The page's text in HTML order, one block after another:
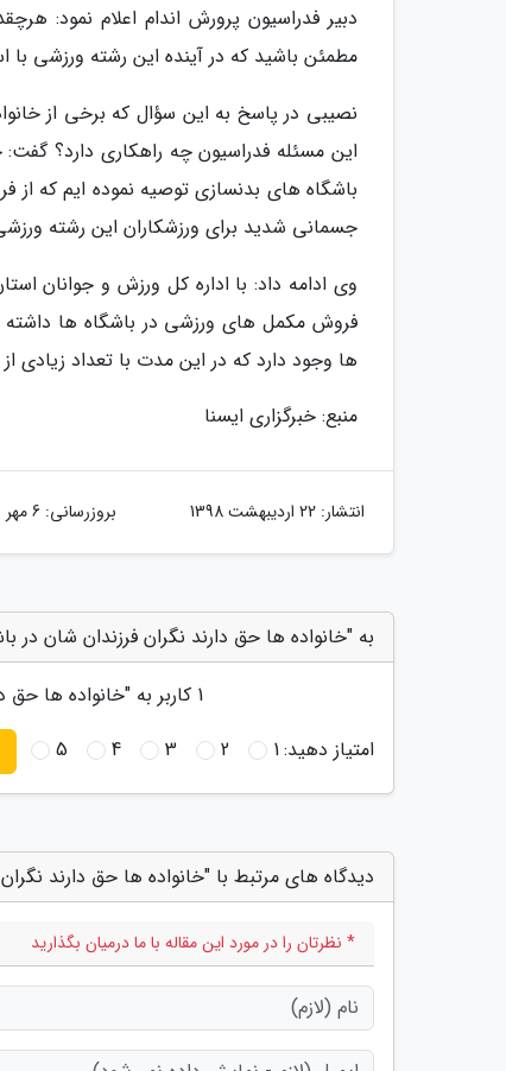
دبیر فدراسیون پرورش اندام اعلام نمود:
مطمئن باشید که در آینده این رشته ورزشی با
نصیبی در پاسخ به این سؤال که برخی از
این مسئله فدراسیون چه راهکاری دارد؟
باشگاه های بدنسازی توصیه نموده ایم که
جسمانی شدید برای ورزشکاران این رشته
وی ادامه داد: با اداره کل ورزش و جوانان
فروش مکمل های ورزشی در باشگاه ها داشته
ها وجود دارد که در این مدت با تعداد
منبع: خبرگزاری ایسنا
انتشار: 22 اردیبهشت 1398 بروزرسانی: 6 مهر 1399
به "خانواده ها حق دارند نگران فرزندان شان در
1 کاربر به "خانواده ها حق
امتیاز دهید:1
2
3
4
5
دیدگاه های مرتبط با "خانواده ها حق دارند
* نظرتان را در مورد این مقاله با ما درمیان بگذارید